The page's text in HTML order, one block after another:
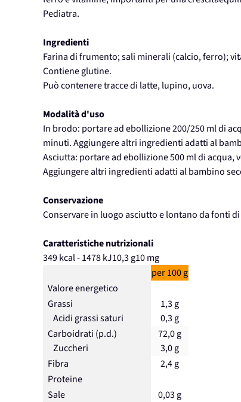
Pediatra.
Ingredienti
Farina di frumento; sali minerali (calcio, ferro);
Contiene glutine.
Può contenere tracce di latte, lupino, uova.
Modalità d'uso
In brodo: portare ad ebollizione 200/250 ml di
minuti. Aggiungere altri ingredienti adatti al
Asciutta: portare ad ebollizione 500 ml di acqua,
Aggiungere altri ingredienti adatti al bambino
Conservazione
Conservare in luogo asciutto e lontano da fonti
Caratteristiche nutrizionali
349 kcal - 1478 kJ10,3 g10 mg
per 100 g
Valore energetico
Grassi
Acidi grassi saturi
1,3 g
0,3 g
Carboidrati (p.d.)
Zuccheri
72,0 g
3,0 g
Fibra
2,4 g
Proteine
Sale
0,03 g